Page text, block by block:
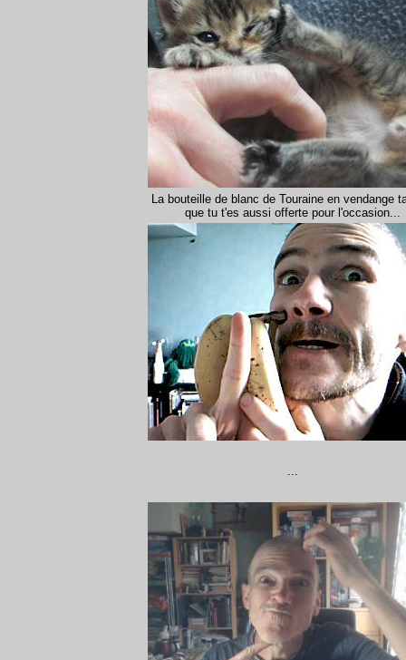
La bouteille de blanc de Touraine en vendange
que tu t'es aussi offerte pour l'occasion...
...